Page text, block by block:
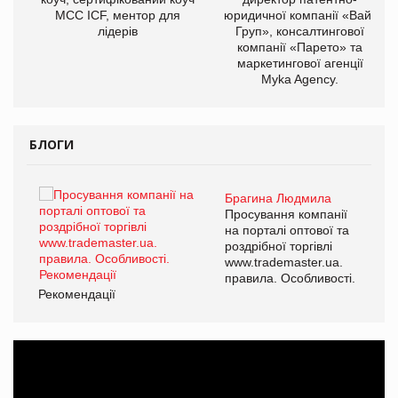
МСС ICF, ментор для
лідерів
юридичної компанії «Вайз
Груп», консалтингової
компанії «Парето» та
маркетингової агенції
Myka Agency.
БЛОГИ
Брагина Людмила
Просування компанії
на порталі оптової та
роздрібної торгівлі
www.trademaster.ua.
правила. Особливості.
Рекомендації